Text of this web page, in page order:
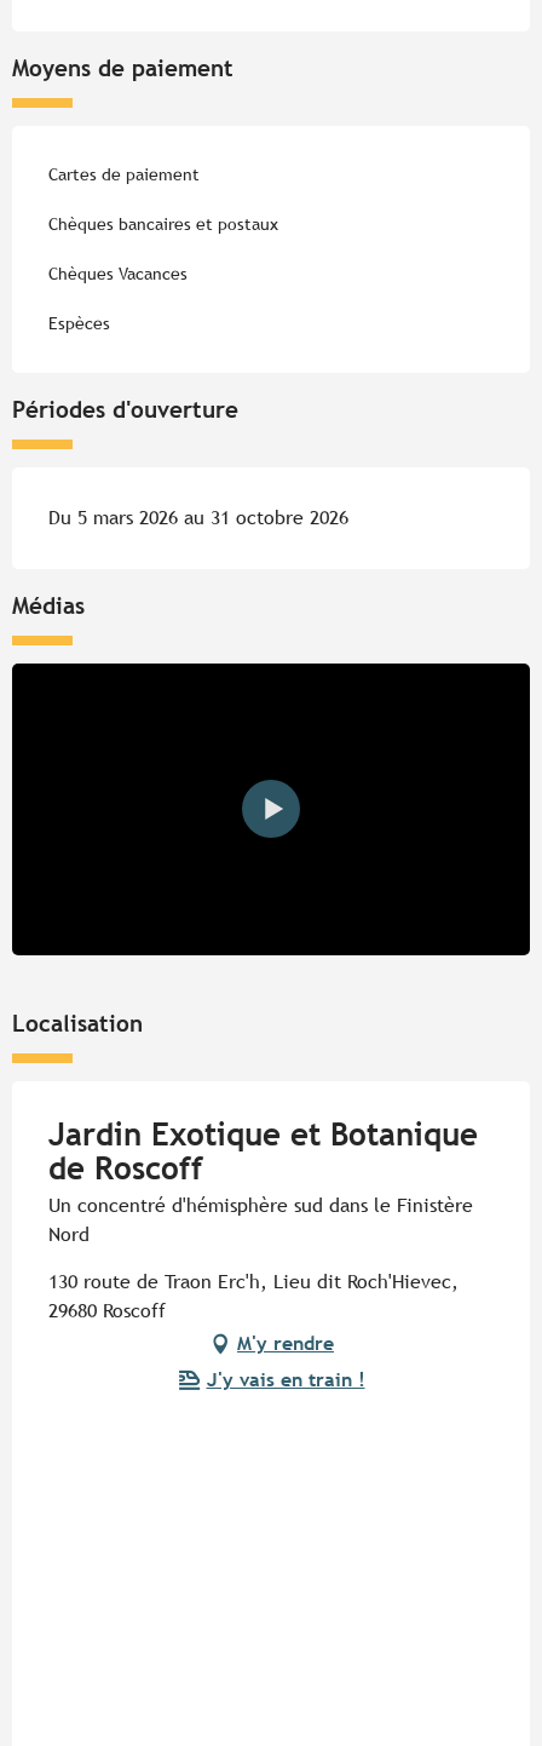
Moyens de paiement
Cartes de paiement
Chèques bancaires et postaux
Chèques Vacances
Espèces
Périodes d'ouverture
Du 5 mars 2026 au 31 octobre 2026
Médias
Localisation
Jardin Exotique et Botanique
de Roscoff
Un concentré d'hémisphère sud dans le Finistère
Nord
130 route de Traon Erc'h, Lieu dit Roch'Hievec,
29680 Roscoff
M'y rendre
J'y vais en train !